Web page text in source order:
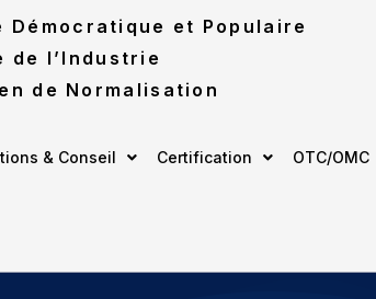
Démocratique et Populaire
de l’Industrie
de Normalisation
& Conseil Certification OTC/OMC